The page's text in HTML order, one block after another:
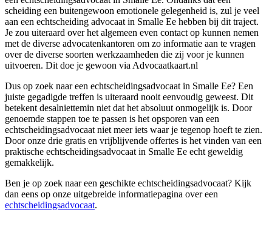
scheiding een buitengewoon emotionele gelegenheid is, zul je veel
aan een echtscheiding advocaat in Smalle Ee hebben bij dit traject.
Je zou uiteraard over het algemeen even contact op kunnen nemen
met de diverse advocatenkantoren om zo informatie aan te vragen
over de diverse soorten werkzaamheden die zij voor je kunnen
uitvoeren. Dit doe je gewoon via Advocaatkaart.nl
Dus op zoek naar een echtscheidingsadvocaat in Smalle Ee? Een
juiste gegadigde treffen is uiteraard nooit eenvoudig geweest. Dit
betekent desalniettemin niet dat het absoluut onmogelijk is. Door
genoemde stappen toe te passen is het opsporen van een
echtscheidingsadvocaat niet meer iets waar je tegenop hoeft te zien.
Door onze drie gratis en vrijblijvende offertes is het vinden van een
praktische echtscheidingsadvocaat in Smalle Ee echt geweldig
gemakkelijk.
Ben je op zoek naar een geschikte echtscheidingsadvocaat? Kijk
dan eens op onze uitgebreide informatiepagina over een
echtscheidingsadvocaat.